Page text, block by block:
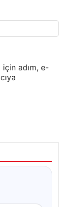
için adım, e-